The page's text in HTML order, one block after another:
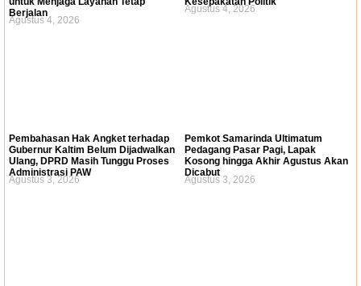
Berjalan
Agustus 4, 2026
Agustus 4, 2026
Pembahasan Hak Angket terhadap
Gubernur Kaltim Belum Dijadwalkan
Ulang, DPRD Masih Tunggu Proses
Administrasi PAW
Agustus 3, 2026
Pemkot Samarinda Ultimatum
Pedagang Pasar Pagi, Lapak
Kosong hingga Akhir Agustus Akan
Dicabut
Agustus 3, 2026